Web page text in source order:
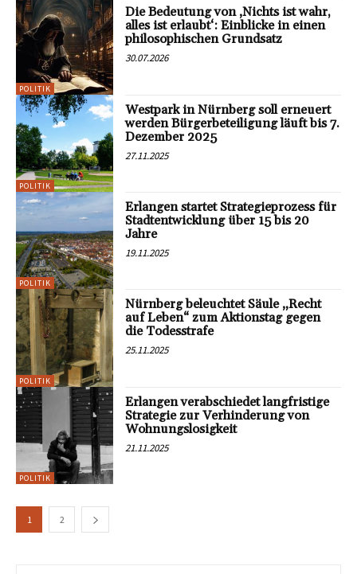
POLITIK
Die Bedeutung von ‚Nichts ist wahr,
alles ist erlaubt‘: Einblicke in einen
philosophischen Grundsatz
30.07.2026
POLITIK
Westpark in Nürnberg soll erneuert
werden Bürgerbeteiligung läuft bis 7.
Dezember 2025
27.11.2025
POLITIK
Erlangen startet Strategieprozess für
Stadtentwicklung über 15 bis 20
Jahre
19.11.2025
POLITIK
Nürnberg beleuchtet Säule „Recht
auf Leben“ zum Aktionstag gegen
die Todesstrafe
25.11.2025
POLITIK
Erlangen verabschiedet langfristige
Strategie zur Verhinderung von
Wohnungslosigkeit
21.11.2025
1 2